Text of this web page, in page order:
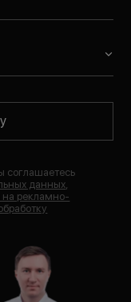
соглашаетесь
данных
на рекламно-